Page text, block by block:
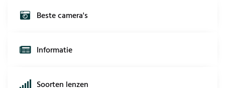
Beste camera's
Informatie
Soorten lenzen